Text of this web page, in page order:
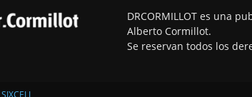
DRCORMILLOT es una
Alberto Cormillot.
Se reservan todos los
SIXCELL